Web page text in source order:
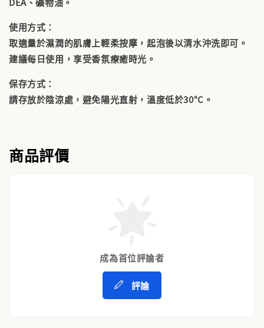
使用方式：
取適量於濕潤的肌膚上輕柔按摩，起泡後以清水沖洗即可。
建議每日使用，享受香氛療癒時光。
保存方式：
請存放於陰涼處，避免陽光直射，溫度低於30°C。
商品評價
成為首位評論者
評論